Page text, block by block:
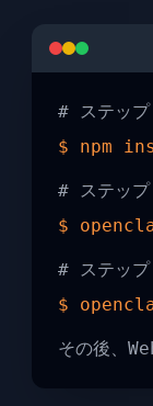
# ステッ
$ npm
# ステッ
$
# ステッ
$
その後、